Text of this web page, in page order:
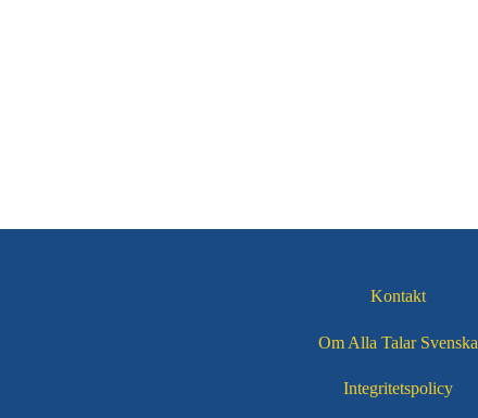
Kontakt
Om Alla Talar Svenska
Integritetspolicy